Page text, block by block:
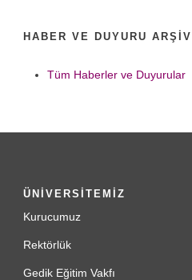
HABER VE DUYURU ARŞIVI
Tüm Haberler ve Duyurular
ÜNİVERSİTEMİZ
Kurucumuz
Rektörlük
Gedik Eğitim Vakfı